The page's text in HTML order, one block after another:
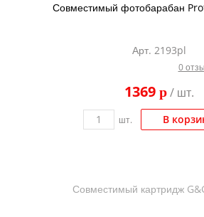
Совместимый фотобарабан
Арт. 2193pl
0
1369 p/ шт.
шт. В
Совместимый картридж